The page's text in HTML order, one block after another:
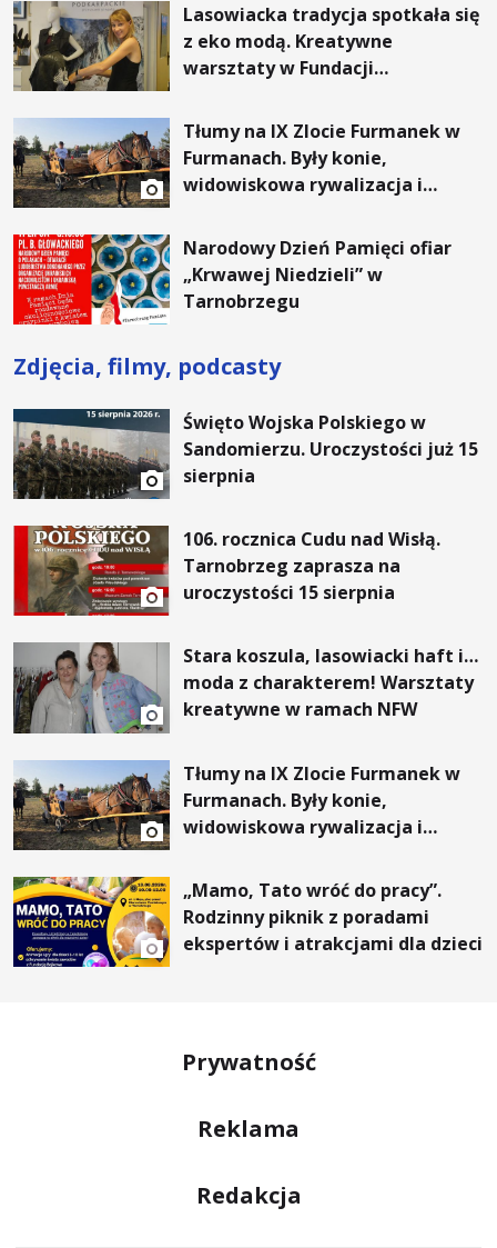
Lasowiacka tradycja spotkała się
z eko modą. Kreatywne
warsztaty w Fundacji
Tłumy na IX Zlocie Furmanek w
Furmanach. Były konie,
widowiskowa rywalizacja i
Narodowy Dzień Pamięci ofiar
„Krwawej Niedzieli” w
Tarnobrzegu
Zdjęcia, filmy, podcasty
Święto Wojska Polskiego w
Sandomierzu. Uroczystości już 15
sierpnia
106. rocznica Cudu nad Wisłą.
Tarnobrzeg zaprasza na
uroczystości 15 sierpnia
Stara koszula, lasowiacki haft i…
moda z charakterem! Warsztaty
kreatywne w ramach NFW
Tłumy na IX Zlocie Furmanek w
Furmanach. Były konie,
widowiskowa rywalizacja i
„Mamo, Tato wróć do pracy”.
Rodzinny piknik z poradami
ekspertów i atrakcjami dla dzieci
Prywatność
Reklama
Redakcja